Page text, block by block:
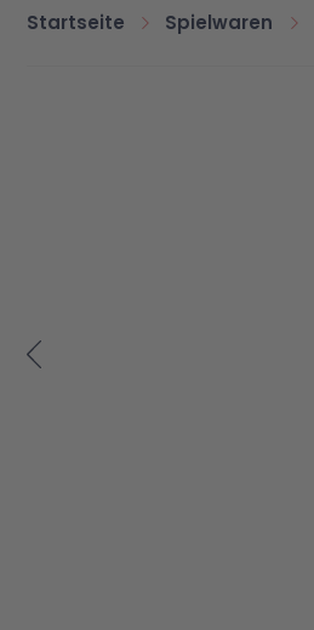
Startseite Spielwaren